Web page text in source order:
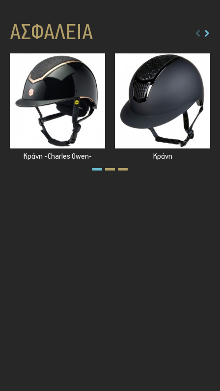
ΑΣΦΆΛΕΙΑ
Κράνη -Charles Owen- Κράνη